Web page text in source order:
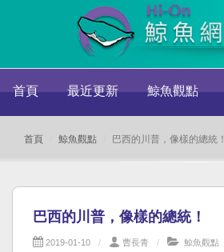
首頁 最近更新 鯨魚觀點
首頁 鯨魚觀點 巴西的川普，像樣的總統！
巴西的川普，像樣的總統！
2019-01-10 曹長青 鯨魚觀點